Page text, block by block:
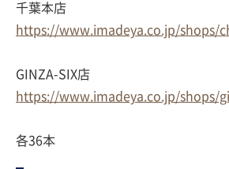
千葉本店
https://www.imadeya.co.jp/shops/
GINZA-SIX店
https://www.imadeya.co.jp/shops/
各36本